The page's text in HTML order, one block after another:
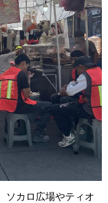
ソカロ広場やティオ